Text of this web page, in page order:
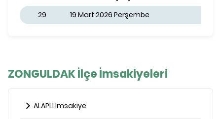
29
19 Mart 2026 Perşembe
ZONGULDAK İlçe İmsakiyeleri
ALAPLI İmsakiye